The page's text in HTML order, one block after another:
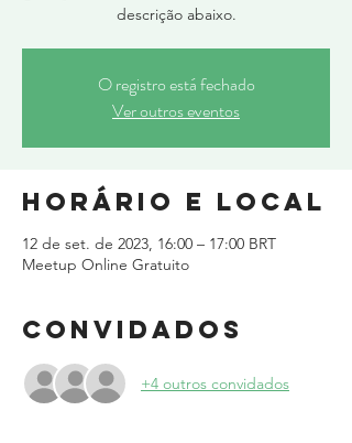
O registro está fechado
Ver outros eventos
Horário e local
12 de set. de 2023, 16:00 – 17:00 BRT
Meetup Online Gratuito
Convidados
+4 outros convidados